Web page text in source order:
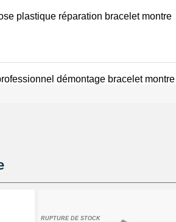
plastique réparation bracelet montre
démontage bracelet montre
précision réparation bracelet montre
RUPTURE DE STOCK